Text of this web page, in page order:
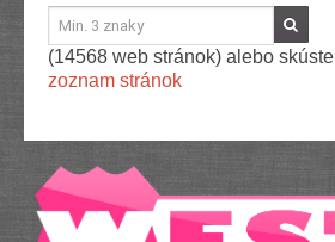
Zábava, voľný čas
Zdravie a krása
Združenia
PR články
Pridať nový PR článok
Pridať stránku
(14568 web stránok) alebo skúste
zoznam stránok